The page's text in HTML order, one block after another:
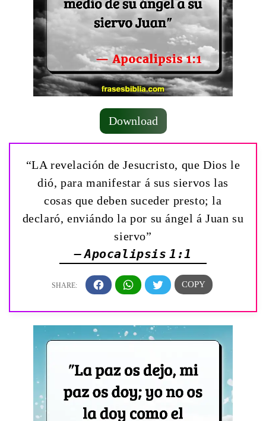
Download
“LA revelación de Jesucristo, que Dios le
dió, para manifestar á sus siervos las
cosas que deben suceder presto; la
declaró, enviándo la por su ángel á Juan su
siervo”
— Apocalipsis 1:1